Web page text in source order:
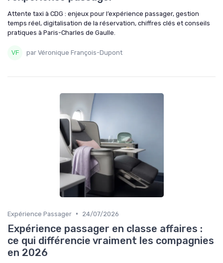
Attente taxi à CDG : enjeux pour l’expérience passager, gestion
temps réel, digitalisation de la réservation, chiffres clés et conseils
pratiques à Paris-Charles de Gaulle.
par Véronique François-Dupont
Expérience Passager • 24/07/2026
Expérience passager en classe affaires :
ce qui différencie vraiment les compagnies
en 2026